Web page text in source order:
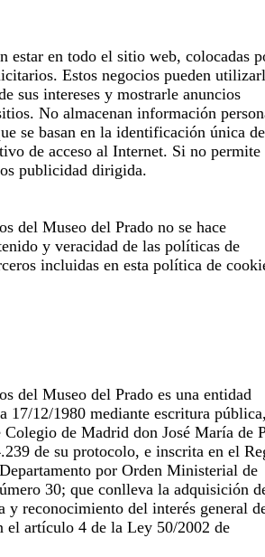
estar en todo el sitio web, colocadas
Estos negocios pueden
sus intereses y mostrarle anuncios
No almacenan información
se basan en la identificación única
de acceso al Internet. Si no permite
publicidad dirigida.
del Museo del Prado no se hace
y veracidad de las políticas de
incluidas en esta política de
del Museo del Prado es una entidad
17/12/1980 mediante escritura
de Madrid don José María de
de su protocolo, e inscrita en el
por Orden Ministerial de
30; que conlleva la adquisición
y reconocimiento del interés general
el artículo 4 de la Ley 50/2002 de